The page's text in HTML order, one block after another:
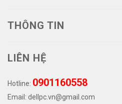
THÔNG TIN
LIÊN HỆ
Hotline: 0901160558
Email: dellpc.vn@gmail.com